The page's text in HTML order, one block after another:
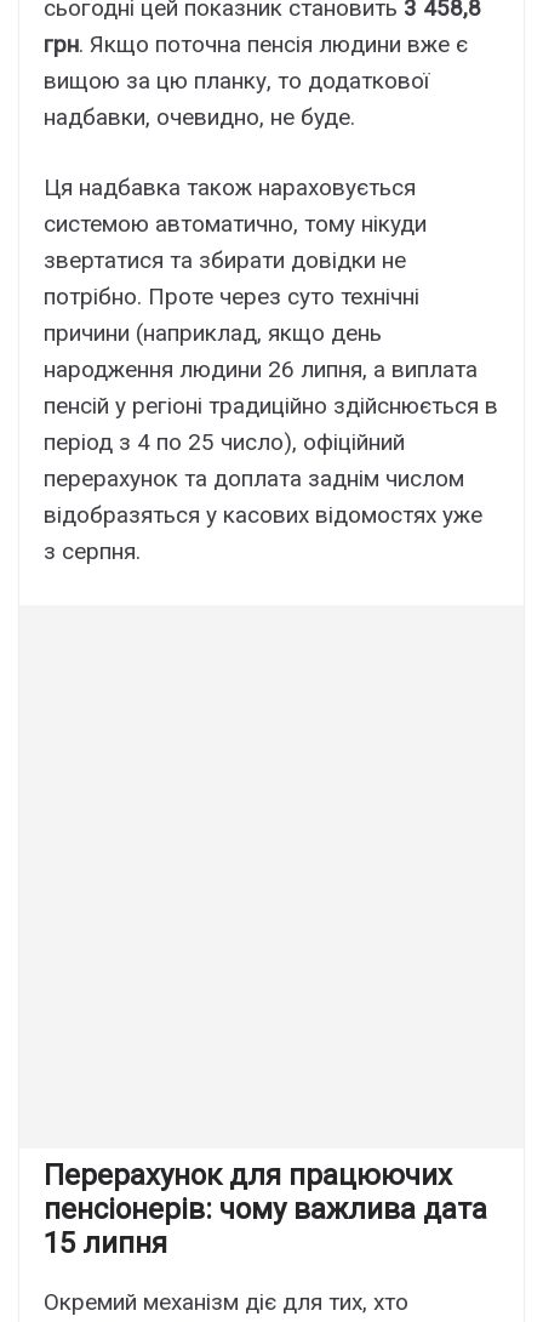
сьогодні цей показник становить 3 458,8
грн. Якщо поточна пенсія людини вже є
вищою за цю планку, то додаткової
надбавки, очевидно, не буде.
Ця надбавка також нараховується
системою автоматично, тому нікуди
звертатися та збирати довідки не
потрібно. Проте через суто технічні
причини (наприклад, якщо день
народження людини 26 липня, а виплата
пенсій у регіоні традиційно здійснюється в
період з 4 по 25 число), офіційний
перерахунок та доплата заднім числом
відобразяться у касових відомостях уже
з серпня.
Перерахунок для працюючих
пенсіонерів: чому важлива дата
15 липня
Окремий механізм діє для тих, хто